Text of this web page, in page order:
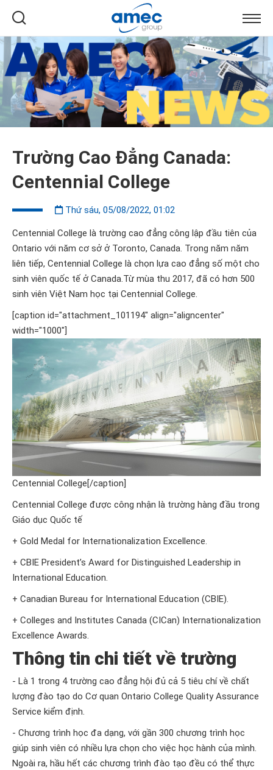
Trường Cao Đẳng Canada:
Centennial College
Thứ sáu, 05/08/2022, 01:02
Centennial College là trường cao đẳng công lập đầu tiên của
Ontario với năm cơ sở ở Toronto, Canada. Trong năm năm
liên tiếp, Centennial College là chọn lựa cao đẳng số một cho
sinh viên quốc tế ở Canada.Từ mùa thu 2017, đã có hơn 500
sinh viên Việt Nam học tại Centennial College.
[caption id="attachment_101194" align="aligncenter"
width="1000"]
Centennial College[/caption]
Centennial College được công nhận là trường hàng đầu trong
Giáo dục Quốc tế
+ Gold Medal for Internationalization Excellence.
+ CBIE President’s Award for Distinguished Leadership in
International Education.
+ Canadian Bureau for International Education (CBIE).
+ Colleges and Institutes Canada (CICan) Internationalization
Excellence Awards.
Thông tin chi tiết về trường
- Là 1 trong 4 trường cao đẳng hội đủ cả 5 tiêu chí về chất
lượng đào tạo do Cơ quan Ontario College Quality Assurance
Service kiểm định.
- Chương trình học đa dạng, với gần 300 chương trình học
giúp sinh viên có nhiều lựa chọn cho việc học hành của mình.
Ngoài ra, hầu hết các chương trình đào tạo đều có thể thực